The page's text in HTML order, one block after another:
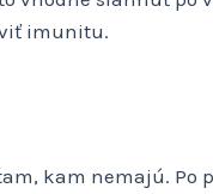
imunitu.
kam nemajú. Po